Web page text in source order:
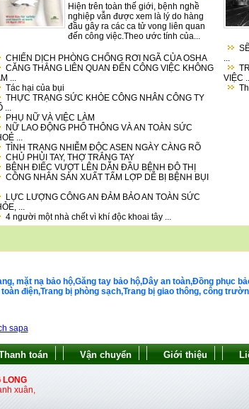
Hiện trên toàn thế giới, bệnh nghề
nghiệp vẫn được xem là lý do hàng
đầu gây ra các ca tử vong liên quan
đến công việc.Theo ước tính của...
CHIẾN DỊCH PHÒNG CHỐNG RƠI NGÃ CỦA OSHA
CĂNG THẲNG LIÊN QUAN ĐẾN CÔNG VIỆC KHÔNG
...
Tác hại của bụi
THỰC TRẠNG SỨC KHỎE CÔNG NHÂN CÔNG TY
...
PHỤ NỮ VÀ VIỆC LÀM
NỮ LAO ĐỘNG PHỔ THÔNG VÀ AN TOÀN SỨC
...
TÌNH TRẠNG NHIỄM ĐỘC ASEN NGÀY CÀNG RÕ
CHỦ PHỦI TAY, THỢ TRẮNG TAY
BỆNH ĐIẾC VƯỢT LÊN DẪN ĐẦU BỆNH ĐÔ THỊ
CÔNG NHÂN SẢN XUẤT TẤM LỢP DỄ BỊ BỆNH BỤI
LỰC LƯỢNG CÔNG AN ĐẢM BẢO AN TOÀN SỨC
...
4 người một nhà chết vì khí độc khoai tây ...
...
VIỆC
mặt nạ bảo hộ,Găng tay bảo hộ,Dây an toàn,Đồng phục
điện,Trang bị phòng sạch,Trang bị giao thông, công
sapa
toán Vận chuyển Giới thiệu
LONG
xuân,